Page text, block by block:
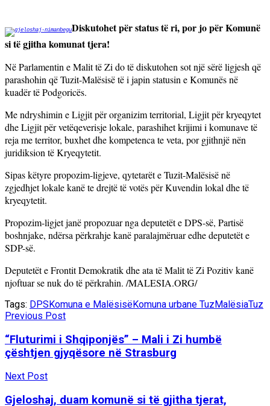
Diskutohet për status të ri, por jo për Komunë
si të gjitha komunat tjera!
Në Parlamentin e Malit të Zi do të diskutohen sot një sërë ligjesh që
parashohin që Tuzit-Malësisë të i japin statusin e Komunës në
kuadër të Podgoricës.
Me ndryshimin e Ligjit për organizim territorial, Ligjit për kryeqytet
dhe Ligjit për vetëqeverisje lokale, parashihet krijimi i komunave të
reja me territor, buxhet dhe kompetenca te veta, por gjithnjë nën
juridiksion të Kryeqytetit.
Sipas këtyre propozim-ligjeve, qytetarët e Tuzit-Malësisë në
zgjedhjet lokale kanë te drejtë të votës për Kuvendin lokal dhe të
kryeqytetit.
Propozim-ligjet janë propozuar nga deputetët e DPS-së, Partisë
boshnjake, ndërsa përkrahje kanë paralajmëruar edhe deputetët e
SDP-së.
Deputetët e Frontit Demokratik dhe ata të Malit të Zi Pozitiv kanë
njoftuar se nuk do të përkrahin. /MALESIA.ORG/
Tags: DPSKomuna e MalësisëKomuna urbane TuzMalësiaTuz
Previous Post
“Fluturimi i Shqiponjës” – Mali i Zi humbë
çështjen gjyqësore në Strasburg
Next Post
Gjeloshaj, duam komunë si të gjitha tjerat,